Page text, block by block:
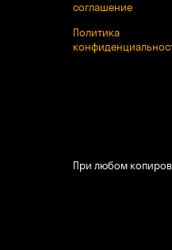
соглашение
Политика
При любом